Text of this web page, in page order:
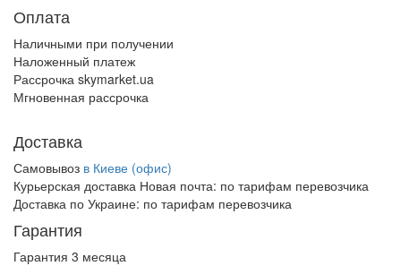
Оплата
Наличными при получении
Наложенный платеж
Рассрочка skymarket.ua
Мгновенная рассрочка
Доставка
Самовывоз в Киеве (офис)
Курьерская доставка Новая почта: по тарифам перевозчика
Доставка по Украине: по тарифам перевозчика
Гарантия
Гарантия 3 месяца